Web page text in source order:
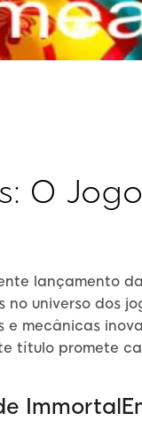
O
lançamento
universo dos
mecânicas
título promete